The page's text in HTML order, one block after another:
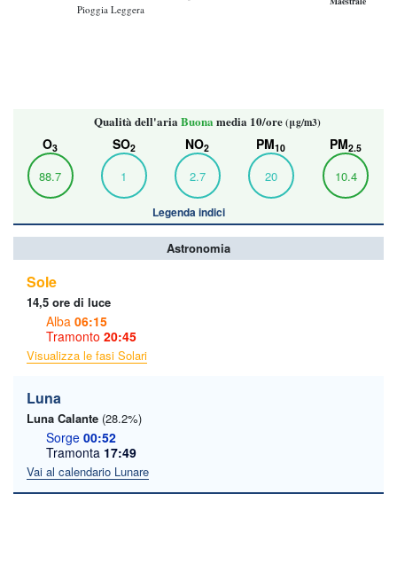
Pioggia Leggera
Qualità dell'aria Buona media 10/ore(μg/m3)
O3
88.7
SO2
1
NO2
2.7
PM10
20
PM2.5
10.4
Legenda indici
Astronomia
Sole
14,5 ore di luce
Alba 06:15
Tramonto 20:45
Visualizza le fasi Solari
Luna
Luna Calante (28.2%)
Sorge 00:52
Tramonta 17:49
Vai al calendario Lunare